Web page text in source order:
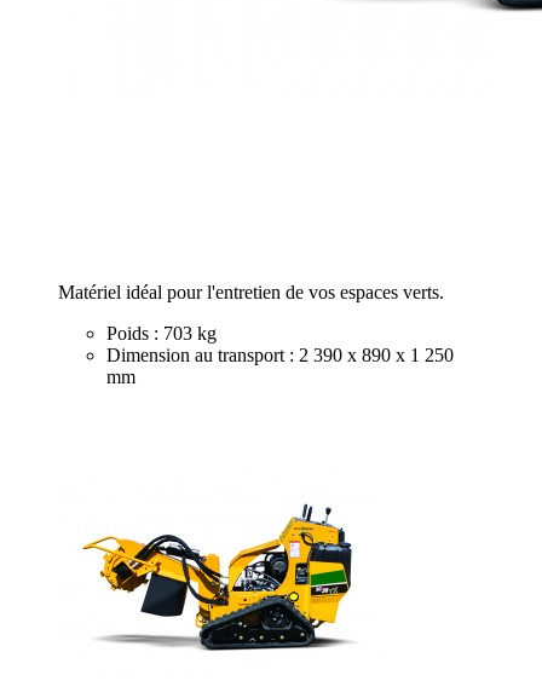
Matériel idéal pour l'entretien de vos espaces verts.
Poids : 703 kg
Dimension au transport : 2 390 x 890 x 1 250
mm